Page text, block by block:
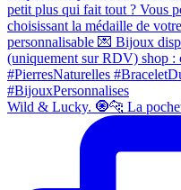
Wild & Lucky. 🧿🐆 La